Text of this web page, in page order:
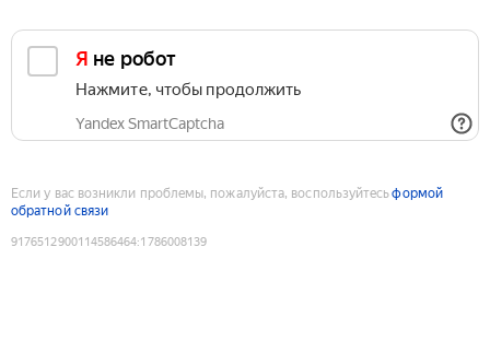
Я не робот
Нажмите, чтобы продолжить
Yandex SmartCaptcha
Если у вас возникли проблемы, пожалуйста, воспользуйтесьформой
обратной связи
9176512900114586464:1786008139